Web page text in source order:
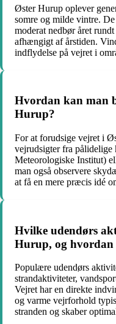
Øster Hurup oplever
somre og milde vintre.
moderat nedbør året
afhængigt af årstiden.
indflydelse på vejret i
Hvordan kan man
Hurup?
For at forudsige vejret i
vejrudsigter fra
Meteorologiske Institut)
man også observere
at få en mere præcis idé
Hvilke udendørs
Hurup, og hvordan
Populære udendørs
strandaktiviteter,
Vejret har en direkte
og varme vejrforhold
stranden og skaber